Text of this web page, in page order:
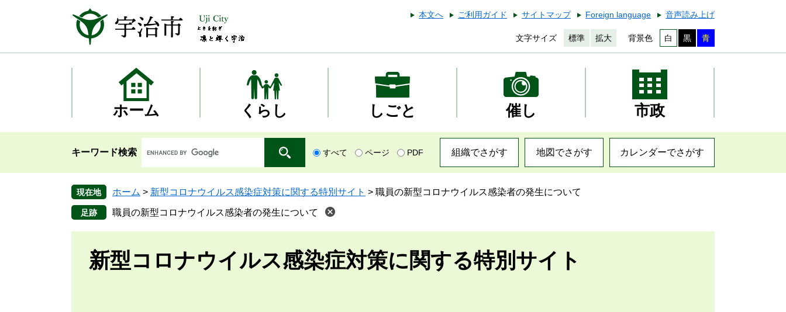
本
本文へ ご利用ガイド サイトマップ Foreign language 音声読み上げ
文字サイズ 標準 拡大 背景色 白 黒 青
ホーム くらし しごと 催し 市政
キーワード検索 すべて ページ PDF 組織でさがす 地図でさがす カレンダーでさがす
現在地 ホーム > 新型コロナウイルス感染症対策に関する特別サイト > 職員の新型コロナウイルス感染者の発生について
職員の新型コロナウイルス感染者の発生について
新型コロナウイルス感染症対策に関する特別サイト